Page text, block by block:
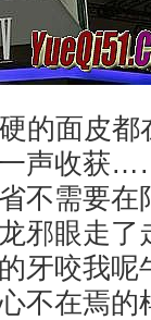
的面皮都
声收获
不需要在
邪眼走了
牙咬我呢
不在焉的